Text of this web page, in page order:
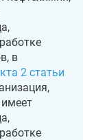
в
2 статьи